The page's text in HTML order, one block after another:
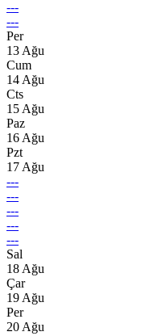
---
---
Per
13 Ağu
Cum
14 Ağu
Cts
15 Ağu
Paz
16 Ağu
Pzt
17 Ağu
---
---
---
---
---
Sal
18 Ağu
Çar
19 Ağu
Per
20 Ağu